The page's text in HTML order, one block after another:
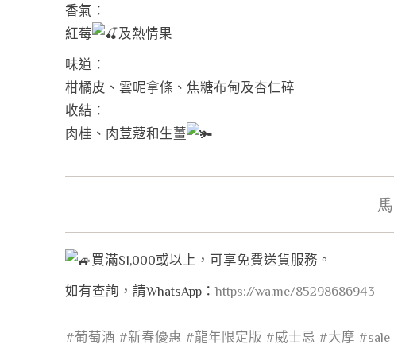
香氣：
紅莓
及熱情果
味道：
柑橘皮、雲呢拿條、焦糖布甸及杏仁碎
收結：
肉桂、肉荳蔻和生薑
買滿$1,000或以上，可享免費送貨服務。
如有查詢，請WhatsApp：https://wa.me/85298686943
#葡萄酒 #新春優惠 #龍年限定版 #威士忌 #大摩 #sale